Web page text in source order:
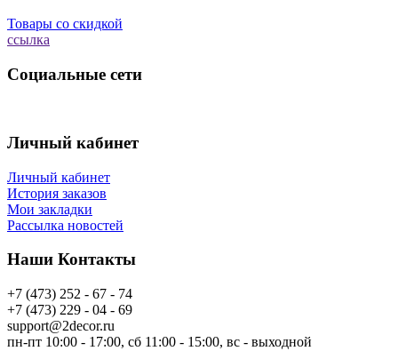
Товары со скидкой
ссылка
Социальные сети
Личный кабинет
Личный кабинет
История заказов
Мои закладки
Рассылка новостей
Наши Контакты
+7 (473) 252 - 67 - 74
+7 (473) 229 - 04 - 69
support@2decor.ru
пн-пт 10:00 - 17:00, сб 11:00 - 15:00, вс - выходной